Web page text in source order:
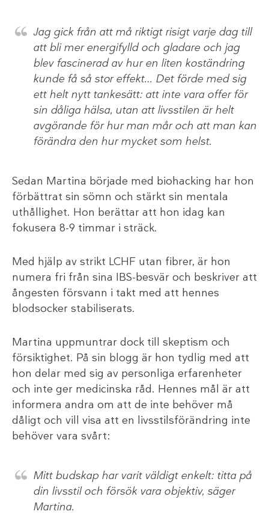
Jag gick från att må riktigt risigt varje dag till
att bli mer energifylld och gladare och jag
blev fascinerad av hur en liten koständring
kunde få så stor effekt… Det förde med sig
ett helt nytt tankesätt: att inte vara offer för
sin dåliga hälsa, utan att livsstilen är helt
avgörande för hur man mår och att man kan
förändra den hur mycket som helst.
Sedan Martina började med biohacking har hon
förbättrat sin sömn och stärkt sin mentala
uthållighet. Hon berättar att hon idag kan
fokusera 8-9 timmar i sträck.
Med hjälp av strikt LCHF utan fibrer, är hon
numera fri från sina IBS-besvär och beskriver att
ångesten försvann i takt med att hennes
blodsocker stabiliserats.
Martina uppmuntrar dock till skeptism och
försiktighet. På sin blogg är hon tydlig med att
hon delar med sig av personliga erfarenheter
och inte ger medicinska råd. Hennes mål är att
informera andra om att de inte behöver må
dåligt och vill visa att en livsstilsförändring inte
behöver vara svårt:
Mitt budskap har varit väldigt enkelt: titta på
din livsstil och försök vara objektiv, säger
Martina.